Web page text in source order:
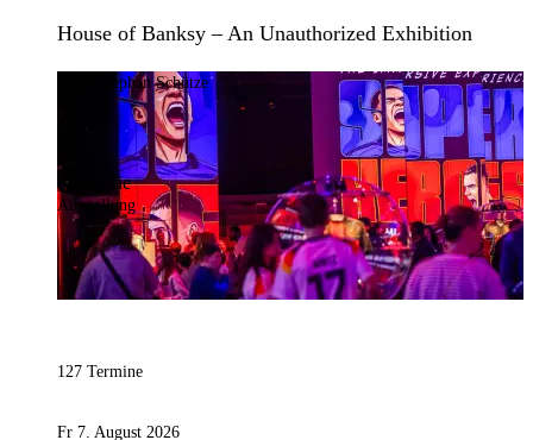
House of Banksy – An Unauthorized Exhibition
Stephan Schütze
Kategorie
Ausstellung
127 Termine
Fr 7. August 2026